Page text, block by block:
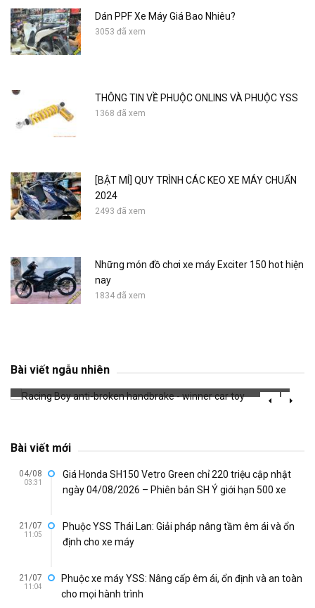
Dán PPF Xe Máy Giá Bao Nhiêu?
3053 đã xem
THÔNG TIN VỀ PHUỘC ONLINS VÀ PHUỘC YSS
1368 đã xem
[BẬT MÍ] QUY TRÌNH CÁC KEO XE MÁY CHUẨN
2024
2493 đã xem
Những món đồ chơi xe máy Exciter 150 hot hiện
nay
1834 đã xem
Bài viết ngẫu nhiên
car toy
Bài viết mới
04/08
03:31
Giá Honda SH150 Vetro Green chỉ 220 triệu cập nhật
ngày 04/08/2026 – Phiên bản SH Ý giới hạn 500 xe
21/07
11:05
Phuộc YSS Thái Lan: Giải pháp nâng tầm êm ái và ổn
định cho xe máy
21/07
11:04
Phuộc xe máy YSS: Nâng cấp êm ái, ổn định và an toàn
cho mọi hành trình